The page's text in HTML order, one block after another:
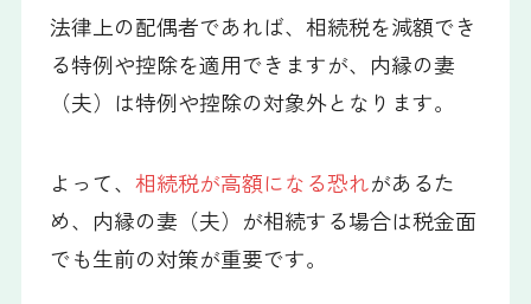
法律上の配偶者であれば、相続税を減額でき
る特例や控除を適用できますが、内縁の妻
（夫）は特例や控除の対象外となります。
よって、相続税が高額になる恐れがあるた
め、内縁の妻（夫）が相続する場合は税金面
でも生前の対策が重要です。